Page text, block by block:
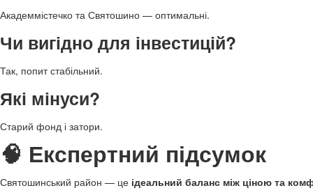
Академмістечко та Святошино — оптимальні.
Чи вигідно для інвестицій?
Так, попит стабільний.
Які мінуси?
Старий фонд і затори.
🧠 Експертний підсумок
Святошинський район — це ідеальний баланс між ціною та